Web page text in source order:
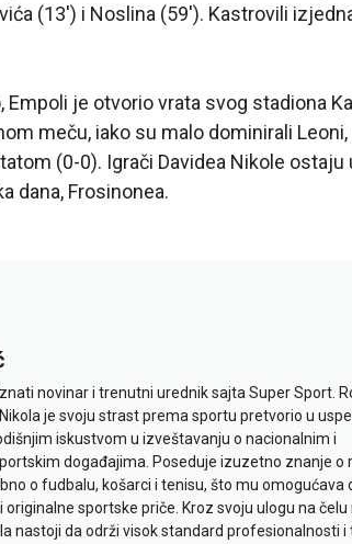
(13′) i Noslina (59′). Kastrovili
je otvorio vrata svog stadiona
meču, iako su malo dominirali
(0-0). Igrači Davidea Nikole ostaju
dana, Frosinonea.
novinar i trenutni urednik sajta Super Sport.
je svoju strast prema sportu pretvorio u
iskustvom u izveštavanju o nacionalnim i
događajima. Poseduje izuzetno znanje o
o fudbalu, košarci i tenisu, što mu omogućava
originalne sportske priče. Kroz svoju ulogu na čelu
nastoji da održi visok standard profesionalnosti i